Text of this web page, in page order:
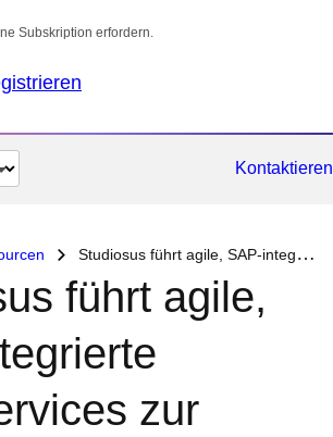
Subskription erfordern.
Kontaktieren
Studiosus führt agile, SAP-integrierte Microservices zur Ablösung von COBOL ein
führt agile,
zur